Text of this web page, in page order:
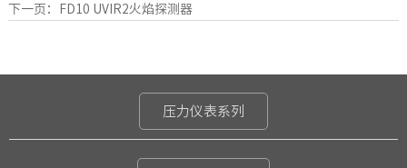
下一页：
FD10 UVIR2火焰探测器
压力仪表系列